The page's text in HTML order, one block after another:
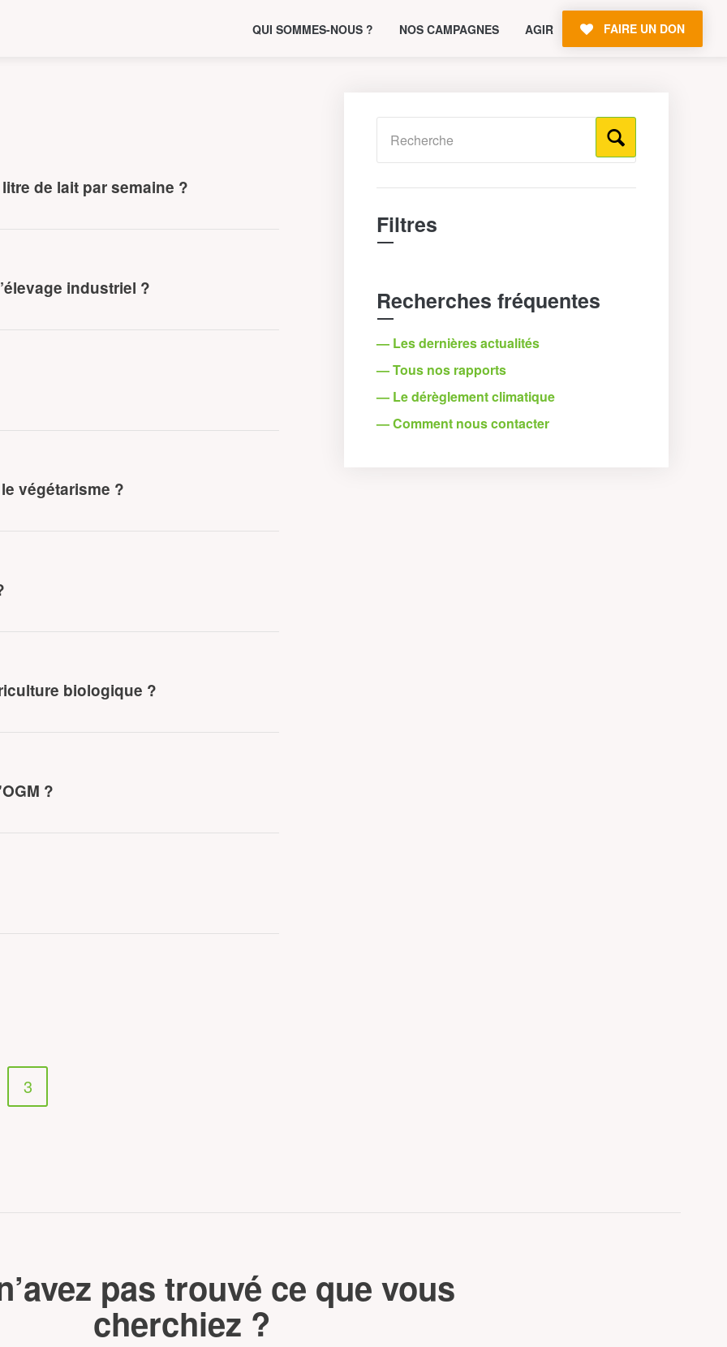
QUI SOMMES-NOUS ? NOS CAMPAGNES AGIR FAIRE UN DON
Filtres
Recherches fréquentes
— Les dernières actualités
— Tous nos rapports
— Le dérèglement climatique
— Comment nous contacter
de lait par semaine ?
industriel ?
végétarisme ?
biologique ?
?
3
pas trouvé ce que vous
cherchiez ?